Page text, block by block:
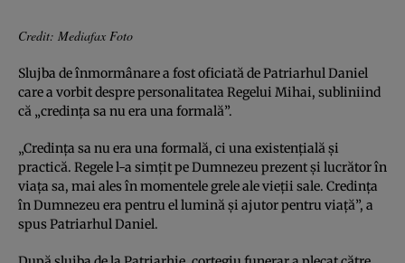
Credit: Mediafax Foto
Slujba de înmormânare a fost oficiată de Patriarhul Daniel
care a vorbit despre personalitatea Regelui Mihai, subliniind
că „credinţa sa nu era una formală”.
„Credinţa sa nu era una formală, ci una existenţială şi
practică. Regele l-a simţit pe Dumnezeu prezent şi lucrător în
viaţa sa, mai ales în momentele grele ale vieţii sale. Credinţa
în Dumnezeu era pentru el lumină şi ajutor pentru viaţă”, a
spus Patriarhul Daniel.